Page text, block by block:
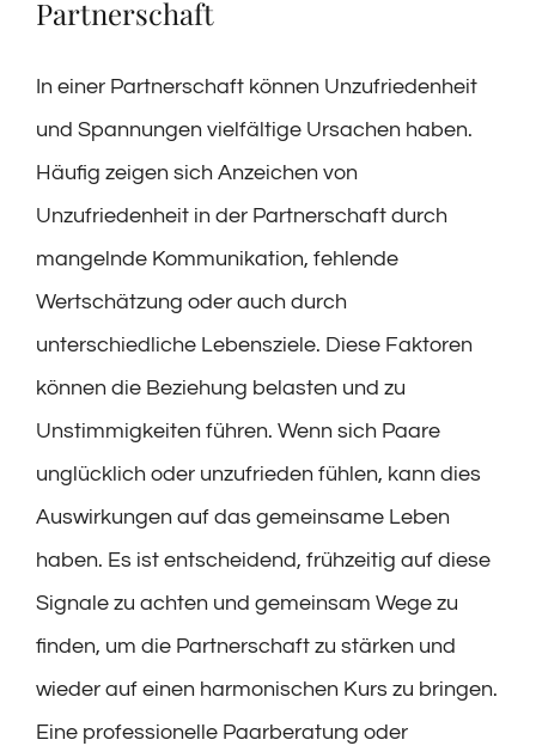
Partnerschaft
In einer Partnerschaft können Unzufriedenheit
und Spannungen vielfältige Ursachen haben.
Häufig zeigen sich Anzeichen von
Unzufriedenheit in der Partnerschaft durch
mangelnde Kommunikation, fehlende
Wertschätzung oder auch durch
unterschiedliche Lebensziele. Diese Faktoren
können die Beziehung belasten und zu
Unstimmigkeiten führen. Wenn sich Paare
unglücklich oder unzufrieden fühlen, kann dies
Auswirkungen auf das gemeinsame Leben
haben. Es ist entscheidend, frühzeitig auf diese
Signale zu achten und gemeinsam Wege zu
finden, um die Partnerschaft zu stärken und
wieder auf einen harmonischen Kurs zu bringen.
Eine professionelle Paarberatung oder